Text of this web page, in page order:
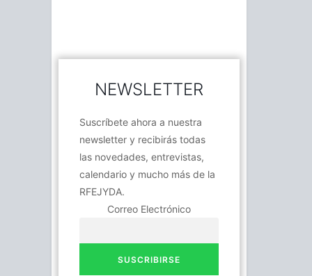
NEWSLETTER
Suscríbete ahora a nuestra
newsletter y recibirás todas
las novedades, entrevistas,
calendario y mucho más de la
RFEJYDA.
Correo Electrónico